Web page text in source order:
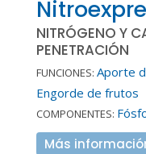
NITRÓGENO Y
PENETRACIÓN
FUNCIONES: Aporte
Engorde de frutos
COMPONENTES:
Más